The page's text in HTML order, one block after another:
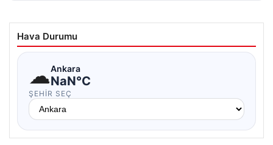
Hava Durumu
☁Ankara
NaN°C
ŞEHIR SEÇ